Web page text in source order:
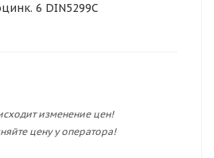
6 DIN5299С
изменение цен!
цену у оператора!